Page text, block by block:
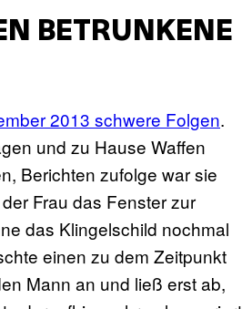
BETRUNKENE
2013 schwere Folgen.
und zu Hause Waffen
Berichten zufolge war sie
Frau das Fenster zur
das Klingelschild nochmal
einen zu dem Zeitpunkt
Mann an und ließ erst ab,